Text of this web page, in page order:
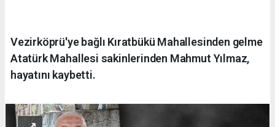
Vezirköprü'ye bağlı Kıratbükü Mahallesinden gelme
Atatürk Mahallesi sakinlerinden Mahmut Yılmaz,
hayatını kaybetti.